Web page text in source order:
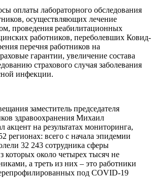
оплаты лабораторного обследования
осуществляющих лечение
проведения реабилитационных
работников, переболевших Ковид-
перечня работников на
гарантии, увеличение состава
страхового случая заболевания
инфекции.
заместитель председателя
здравоохранения Михаил
акцент на результатах мониторинга,
регионах: всего с начала эпидемии
32 243 сотрудника сферы
которых около четырех тысяч не
а треть из них – это работники
под COVID-19